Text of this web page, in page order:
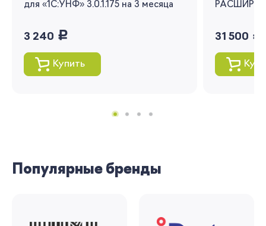
для «1С:УНФ» 3.0.1.175 на 3 месяца
3 240 руб.
Купить
31 500 руб.
Популярные бренды
персональных данных